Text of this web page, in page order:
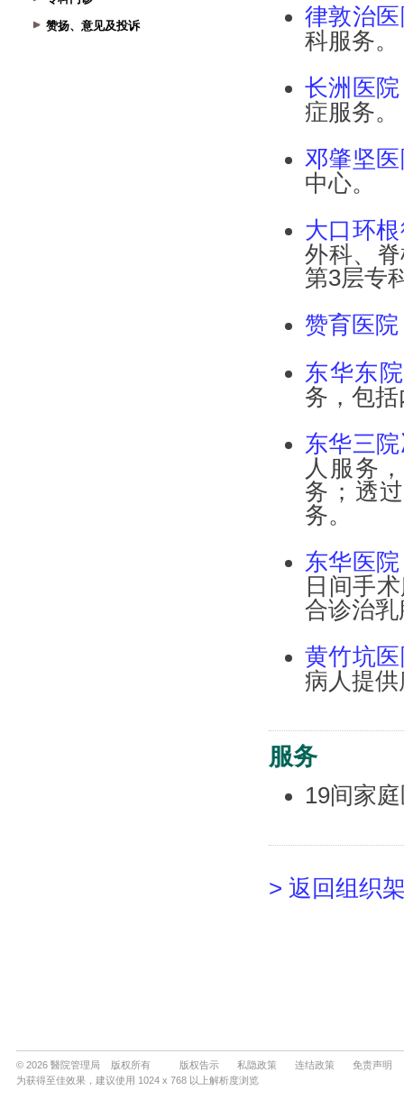
赞扬、意见及投诉
© 2026 醫院管理局 版权所有 版权告示 私隐政策 连结政策
免责声明
为获得至佳效果，建议使用 1024 x 768 以上解析度浏览